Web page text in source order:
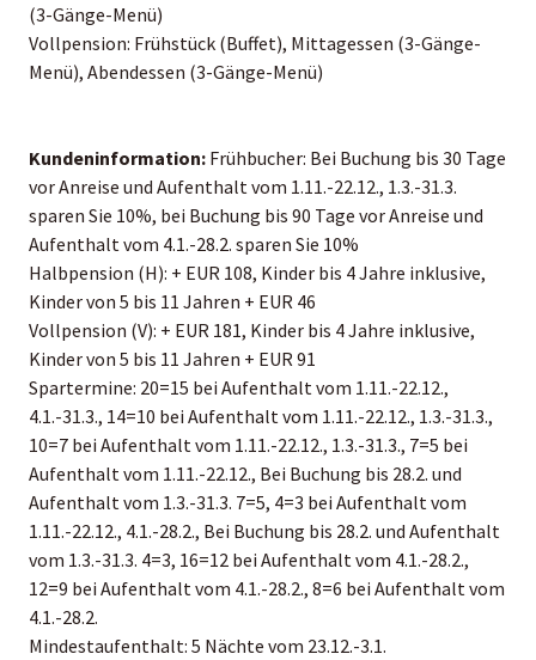
(3-Gänge-Menü)
Vollpension: Frühstück (Buffet), Mittagessen (3-Gänge-
Menü), Abendessen (3-Gänge-Menü)
Kundeninformation: Frühbucher: Bei Buchung bis 30 Tage
vor Anreise und Aufenthalt vom 1.11.-22.12., 1.3.-31.3.
sparen Sie 10%, bei Buchung bis 90 Tage vor Anreise und
Aufenthalt vom 4.1.-28.2. sparen Sie 10%
Halbpension (H): + EUR 108, Kinder bis 4 Jahre inklusive,
Kinder von 5 bis 11 Jahren + EUR 46
Vollpension (V): + EUR 181, Kinder bis 4 Jahre inklusive,
Kinder von 5 bis 11 Jahren + EUR 91
Spartermine: 20=15 bei Aufenthalt vom 1.11.-22.12.,
4.1.-31.3., 14=10 bei Aufenthalt vom 1.11.-22.12., 1.3.-31.3.,
10=7 bei Aufenthalt vom 1.11.-22.12., 1.3.-31.3., 7=5 bei
Aufenthalt vom 1.11.-22.12., Bei Buchung bis 28.2. und
Aufenthalt vom 1.3.-31.3. 7=5, 4=3 bei Aufenthalt vom
1.11.-22.12., 4.1.-28.2., Bei Buchung bis 28.2. und Aufenthalt
vom 1.3.-31.3. 4=3, 16=12 bei Aufenthalt vom 4.1.-28.2.,
12=9 bei Aufenthalt vom 4.1.-28.2., 8=6 bei Aufenthalt vom
4.1.-28.2.
Mindestaufenthalt: 5 Nächte vom 23.12.-3.1.